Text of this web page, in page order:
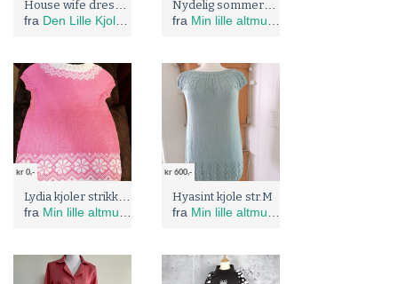
fra Den Lille Kjolefabrikken
fra Min lille altmulig butikk :)
kr 0,-
fra Min lille altmulig butikk :)
kr 600,-
Hyasint kjole str.M
fra Min lille altmulig butikk :)